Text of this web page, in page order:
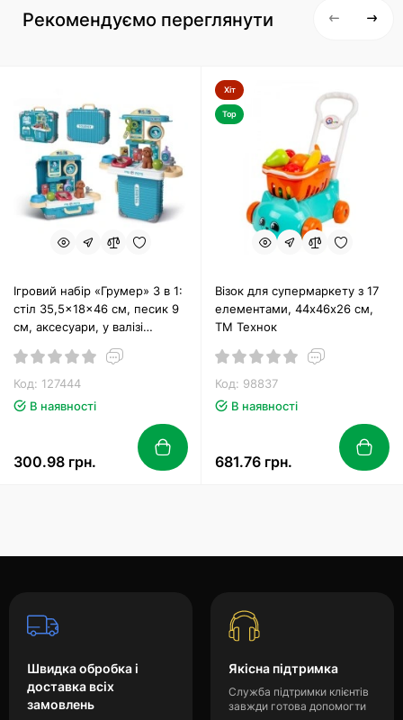
Рекомендуємо переглянути
Ігровий набір «Грумер» 3 в 1:
стіл 35,5x18x46 см, песик 9
см, аксесуари, у валізі
Код: 127444
В наявності
300.98 грн.
Хіт
Top
Візок для супермаркету з 17
елементами, 44х46х26 см,
ТМ Технок
Код: 98837
В наявності
681.76 грн.
Швидка обробка і
доставка всіх
замовлень
Якісна підтримка
Служба підтримки клієнтів
завжди готова допомогти